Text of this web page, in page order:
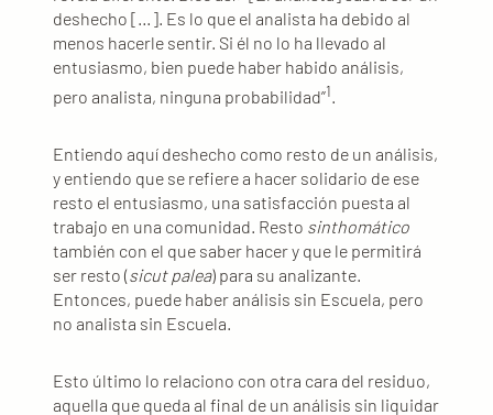
deshecho […]. Es lo que el analista ha debido al
menos hacerle sentir. Si él no lo ha llevado al
entusiasmo, bien puede haber habido análisis,
pero analista, ninguna probabilidad”1.
Entiendo aquí deshecho como resto de un análisis,
y entiendo que se refiere a hacer solidario de ese
resto el entusiasmo, una satisfacción puesta al
trabajo en una comunidad. Resto sinthomático
también con el que saber hacer y que le permitirá
ser resto (sicut palea) para su analizante.
Entonces, puede haber análisis sin Escuela, pero
no analista sin Escuela.
Esto último lo relaciono con otra cara del residuo,
aquella que queda al final de un análisis sin liquidar